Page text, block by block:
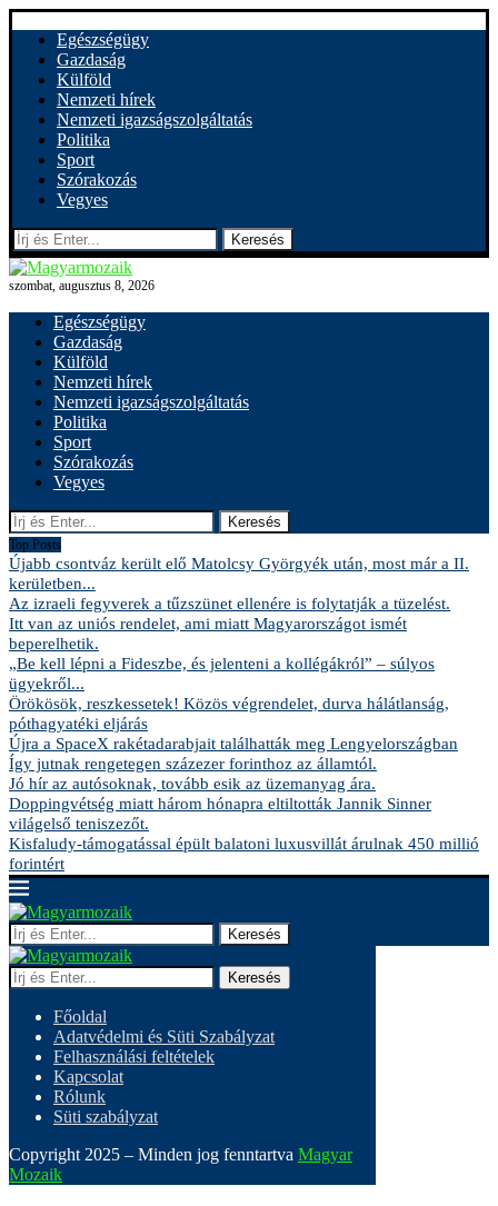
Egészségügy
Gazdaság
Külföld
Nemzeti hírek
Nemzeti igazságszolgáltatás
Politika
Sport
Szórakozás
Vegyes
Keresés
szombat, augusztus 8, 2026
Egészségügy
Gazdaság
Külföld
Nemzeti hírek
Nemzeti igazságszolgáltatás
Politika
Sport
Szórakozás
Vegyes
Keresés
Top Posts
Újabb csontváz került elő Matolcsy Györgyék után, most már a II.
kerületben...
Az izraeli fegyverek a tűzszünet ellenére is folytatják a tüzelést.
Itt van az uniós rendelet, ami miatt Magyarországot ismét
beperelhetik.
„Be kell lépni a Fideszbe, és jelenteni a kollégákról” – súlyos
ügyekről...
Örökösök, reszkessetek! Közös végrendelet, durva hálátlanság,
póthagyatéki eljárás
Újra a SpaceX rakétadarabjait találhatták meg Lengyelországban
Így jutnak rengetegen százezer forinthoz az államtól.
Jó hír az autósoknak, tovább esik az üzemanyag ára.
Doppingvétség miatt három hónapra eltiltották Jannik Sinner
világelső teniszezőt.
Kisfaludy-támogatással épült balatoni luxusvillát árulnak 450 millió
forintért
Keresés
Keresés
Főoldal
Adatvédelmi és Süti Szabályzat
Felhasználási feltételek
Kapcsolat
Rólunk
Süti szabályzat
Copyright 2025 – Minden jog fenntartva Magyar
Mozaik